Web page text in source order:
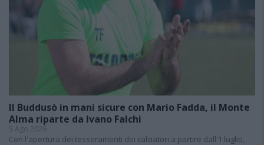
Il Buddusò in mani sicure con Mario Fadda, il Monte
Alma riparte da Ivano Falchi
5 Ago 2026
Con l'apertura dei tesseramenti dei calciatori a partire dall'1 luglio,